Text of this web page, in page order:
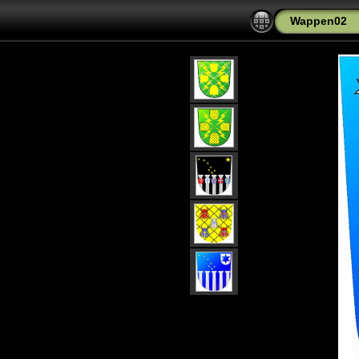
Wappen02